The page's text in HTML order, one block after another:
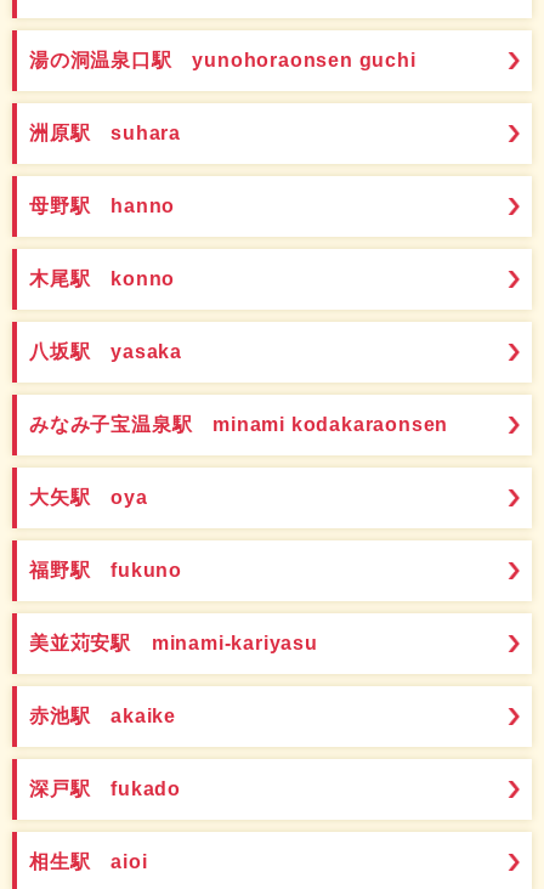
湯の洞温泉口駅 yunohoraonsen guchi
洲原駅 suhara
母野駅 hanno
木尾駅 konno
八坂駅 yasaka
みなみ子宝温泉駅 minami kodakaraonsen
大矢駅 oya
福野駅 fukuno
美並苅安駅 minami-kariyasu
赤池駅 akaike
深戸駅 fukado
相生駅 aioi